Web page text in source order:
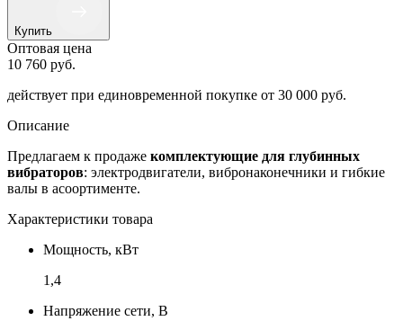
Купить
Оптовая цена
10 760 руб.
действует при единовременной покупке от 30 000 руб.
Описание
Предлагаем к продаже комплектующие для глубинных
вибраторов: электродвигатели, вибронаконечники и гибкие
валы в асоортименте.
Характеристики товара
Мощность, кВт
1,4
Напряжение сети, В